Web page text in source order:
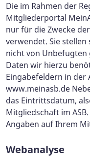
Die im Rahmen der
Mitgliederportal
nur für die Zwecke
verwendet. Sie
nicht von Unbefugten
Daten wir hierzu
Eingabefeldern in der
www.meinasb.de
das Eintrittsdatum,
Mitgliedschaft im
Angaben auf Ihrem
Webanalyse